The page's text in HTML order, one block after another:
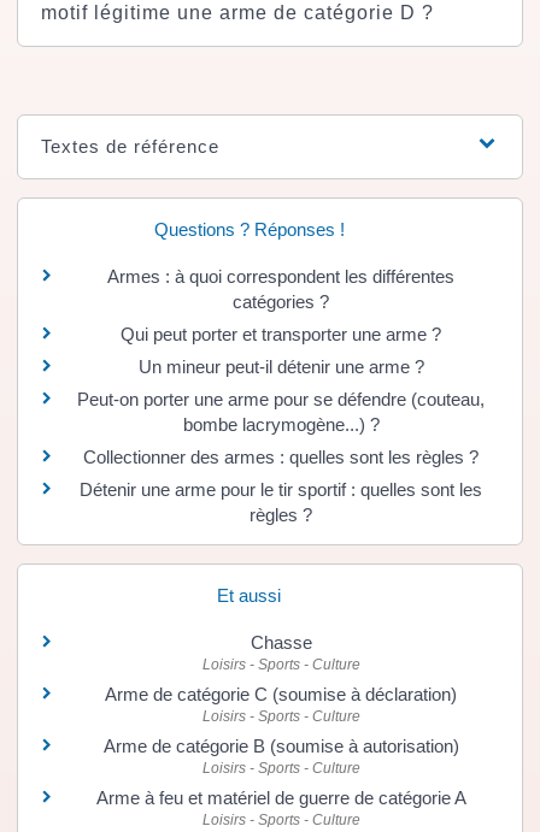
motif légitime une arme de catégorie D ?
Textes de référence
Questions ? Réponses !
Armes : à quoi correspondent les différentes
catégories ?
Qui peut porter et transporter une arme ?
Un mineur peut-il détenir une arme ?
Peut-on porter une arme pour se défendre (couteau,
bombe lacrymogène...) ?
Collectionner des armes : quelles sont les règles ?
Détenir une arme pour le tir sportif : quelles sont les
règles ?
Et aussi
Chasse
Loisirs - Sports - Culture
Arme de catégorie C (soumise à déclaration)
Loisirs - Sports - Culture
Arme de catégorie B (soumise à autorisation)
Loisirs - Sports - Culture
Arme à feu et matériel de guerre de catégorie A
Loisirs - Sports - Culture